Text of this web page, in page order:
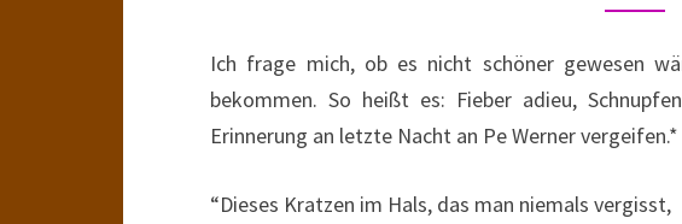
Ich frage mich, ob es nicht schöner gewesen
bekommen. So heißt es: Fieber adieu,
Erinnerung an letzte Nacht an Pe Werner vergeifen.*
“Dieses Kratzen im Hals, das man niemals vergisst,